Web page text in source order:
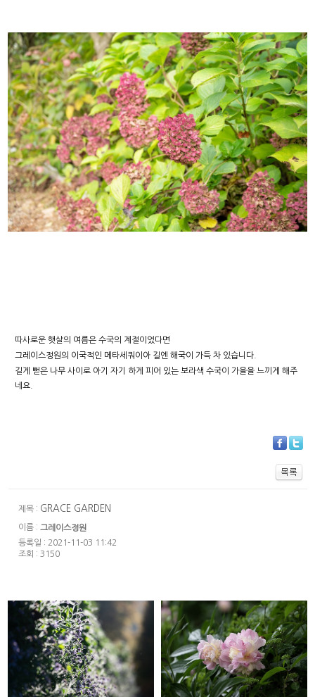
따사로운 햇살의 여름은 수국의 계절이었다면
그레이스정원의 이국적인 메타세쿼이아 길엔 해국이 가득 차 있습니다.
길게 뻗은 나무 사이로 아기 자기 하게 피어 있는 보라색 수국이 가을을 느끼게 해주
네요.
제목 : GRACE GARDEN
이름 : 그레이스정원
등록일 : 2021-11-03 11:42
조회 : 3150
GRACE GARDEN GRACE GARDEN